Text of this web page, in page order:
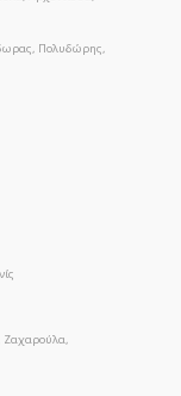
Πολυδώρης,